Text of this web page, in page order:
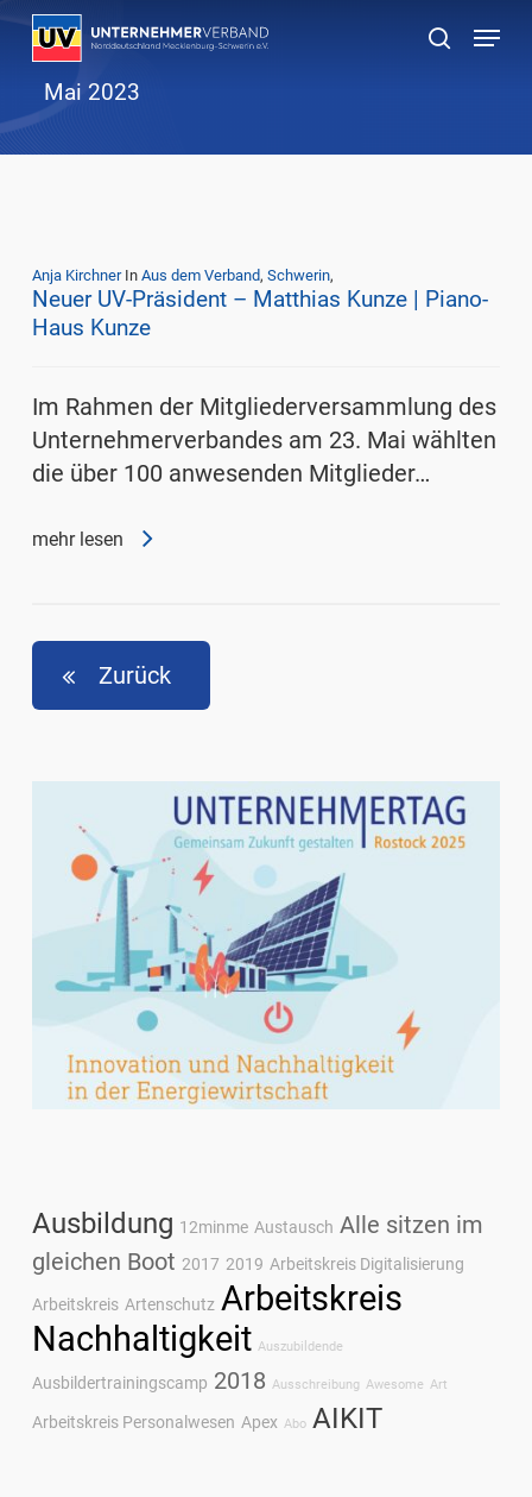
Skip
main
content
suchen
Menu
Mai 2023
Anja Kirchner In Aus dem Verband, Schwerin,
Neuer UV-Präsident – Matthias Kunze | Piano-
Haus Kunze
Im Rahmen der Mitgliederversammlung des
Unternehmerverbandes am 23. Mai wählten
die über 100 anwesenden Mitglieder…
mehr lesen
Zurück
Ausbildung 12minme Austausch Alle sitzen im
gleichen Boot 2017 2019 Arbeitskreis Digitalisierung
Arbeitskreis Artenschutz Arbeitskreis
Nachhaltigkeit Auszubildende
Ausbildertrainingscamp 2018 Ausschreibung Awesome Art
Arbeitskreis Personalwesen Apex Abo AIKIT